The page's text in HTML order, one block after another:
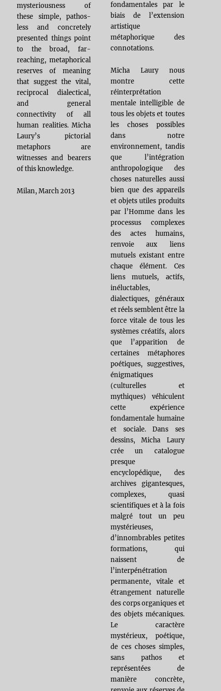
mysteriousness of
these simple, pathos-
less and concretely
presented things point
to the broad, far-
reaching, metaphorical
reserves of meaning
that suggest the vital,
reciprocal dialectical,
and general
connectivity of all
human realities. Micha
Laury’s pictorial
metaphors are
witnesses and bearers
of this knowledge.
Milan, March 2013
fondamentales par le
biais de l’extension
artistique
métaphorique des
connotations.
Micha Laury nous
montre cette
réinterprétation
mentale intelligible de
tous les objets et toutes
les choses possibles
dans notre
environnement, tandis
que l’intégration
anthropologique des
choses naturelles aussi
bien que des appareils
et objets utiles produits
par l’Homme dans les
processus complexes
des actes humains,
renvoie aux liens
mutuels existant entre
chaque élément. Ces
liens mutuels, actifs,
inéluctables,
dialectiques, généraux
et réels semblent être la
force vitale de tous les
systèmes créatifs, alors
que l’apparition de
certaines métaphores
poétiques, suggestives,
énigmatiques
(culturelles et
mythiques) véhiculent
cette expérience
fondamentale humaine
et sociale. Dans ses
dessins, Micha Laury
crée un catalogue
presque
encyclopédique, des
archives gigantesques,
complexes, quasi
scientifiques et à la fois
malgré tout un peu
mystérieuses,
d’innombrables petites
formations, qui
naissent de
l’interpénétration
permanente, vitale et
étrangement naturelle
des corps organiques et
des objets mécaniques.
Le caractère
mystérieux, poétique,
de ces choses simples,
sans pathos et
représentées de
manière concrète,